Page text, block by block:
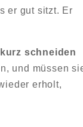
er gut sitzt. Er
schneiden
und müssen
erholt,